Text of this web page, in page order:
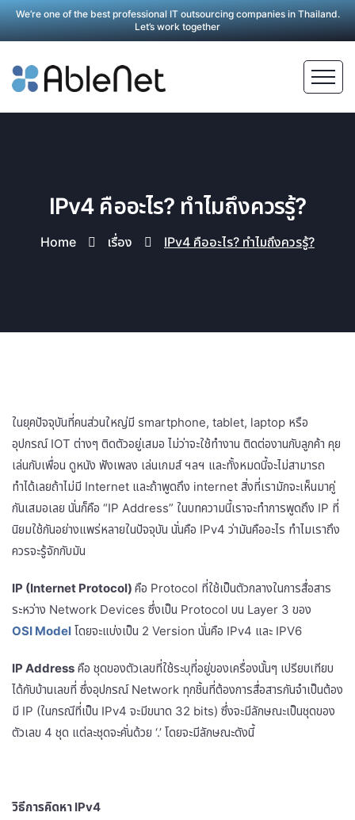
We’re one of the best professional IT outsourcing companies in Thailand.
Let’s work together
IPv4 คืออะไร? ทำไมถึงควรรู้?
Home เรื่อง IPv4 คืออะไร? ทำไมถึงควรรู้?
ในยุคปัจจุบันที่คนส่วนใหญ่มี smartphone, tablet, laptop หรือ
อุปกรณ์ IOT ต่างๆ ติดตัวอยู่เสมอ ไม่ว่าจะใช้ทำงาน ติดต่องานกับลูกค้า คุย
เล่นกับเพื่อน ดูหนัง ฟังเพลง เล่นเกมส์ ฯลฯ และทั้งหมดนี้จะไม่สามารถ
ทำได้เลยถ้าไม่มี Internet และถ้าพูดถึง internet สิ่งที่เรามักจะเห็นมาคู่
กันเสมอเลย นั่นก็คือ “IP Address” ในบทความนี้เราจะทำการพูดถึง IP ที่
นิยมใช้กันอย่างแพร่หลายในปัจจุบัน นั่นคือ IPv4 ว่ามันคืออะไร ทำไมเราถึง
ควรจะรู้จักกับมัน
IP (Internet Protocol) คือ Protocol ที่ใช้เป็นตัวกลางในการสื่อสาร
ระหว่าง Network Devices ซึ่งเป็น Protocol บน Layer 3 ของ
OSI Model โดยจะแบ่งเป็น 2 Version นั่นคือ IPv4 และ IPV6
IP Address คือ ชุดของตัวเลขที่ใช้ระบุที่อยู่ของเครื่องนั้นๆ เปรียบเทียบ
ได้กับบ้านเลขที่ ซึ่งอุปกรณ์ Network ทุกชิ้นที่ต้องการสื่อสารกันจำเป็นต้อง
มี IP (ในกรณีที่เป็น IPv4 จะมีขนาด 32 bits) ซึ่งจะมีลักษณะเป็นชุดของ
ตัวเลข 4 ชุด แต่ละชุดจะคั่นด้วย ‘.’ โดยจะมีลักษณะดังนี้
วิธีการคิดหา IPv4